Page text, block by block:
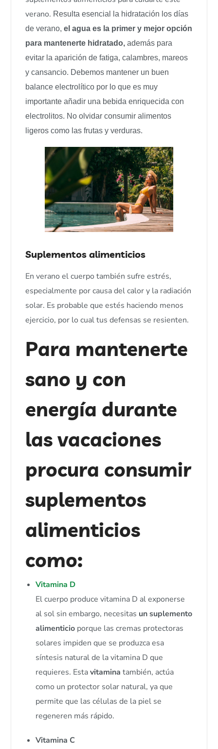
verano. Resulta esencial la hidratación los días
de verano,el agua es la primer y mejor opción
para mantenerte hidratado, además para
evitar la aparición de fatiga, calambres, mareos
y cansancio. Debemos mantener un buen
balance electrolítico por lo que es muy
importante añadir una bebida enriquecida con
electrolitos. No olvidar consumir alimentos
ligeros como las frutas y verduras.
Suplementos alimenticios
En verano el cuerpo también sufre estrés,
especialmente por causa del calor y la radiación
solar. Es probable que estés haciendo menos
ejercicio, por lo cual tus defensas se resienten.
Para mantenerte
sano y con
energía durante
las vacaciones
procura consumir
suplementos
alimenticios
como:
Vitamina D
El cuerpo produce vitamina D al exponerse
al sol sin embargo, necesitas un suplemento
alimenticio porque las cremas protectoras
solares impiden que se produzca esa
síntesis natural de la vitamina D que
requieres. Estavitaminatambién, actúa
como un protector solar natural, ya que
permite que las células de la piel se
regeneren más rápido.
Vitamina C